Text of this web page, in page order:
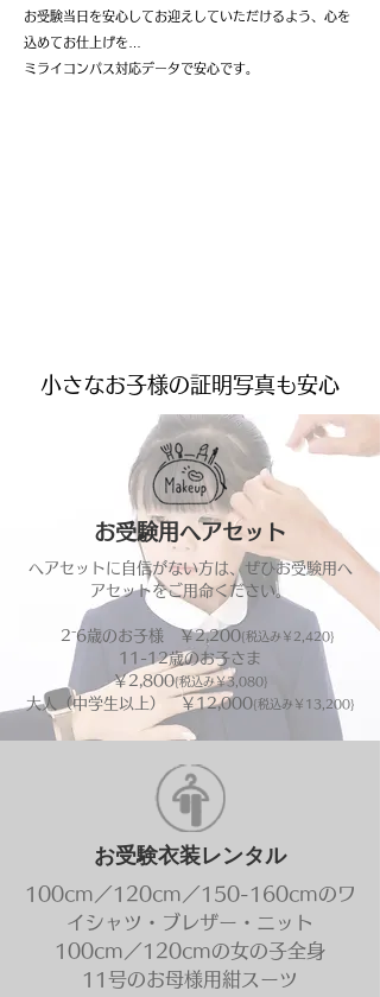
お受験当日を安心してお迎えしていただけるよう、心を
込めてお仕上げを…
​ミライコンパス対応データで安心です。
小さなお子様の証明写真も安心
お受験用ヘアセット
ヘアセットに自信がない方は、ぜひお受験用ヘ
アセットをご用命ください。
2⁻6歳のお子様 ￥2,200{税込み￥2,420}
11-12歳のお子さま
￥2,800{税込み￥3,080}
大人（中学生以上） ￥12,000{税込み ￥13,200}
お受験衣装レンタル
100cm／120cm／150-160cmのワ
イシャツ・ブレザー・ニット
​100cm／120cmの女の子全身
11号のお母様用紺スーツ